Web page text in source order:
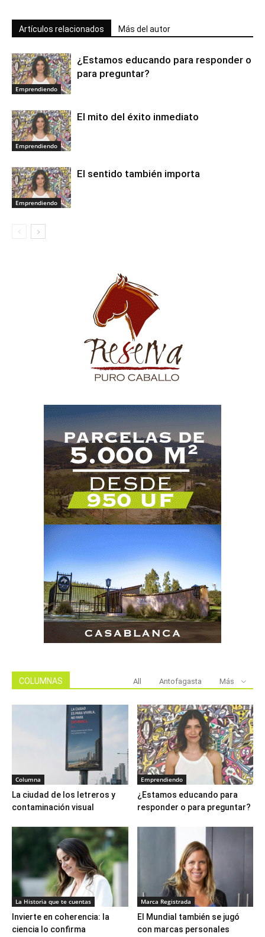
Artículos relacionados Más del autor
Emprendiendo
¿Estamos educando para responder o
para preguntar?
Emprendiendo
El mito del éxito inmediato
Emprendiendo
El sentido también importa
COLUMNAS All Antofagasta Más
Columna
La ciudad de los letreros y
contaminación visual
Emprendiendo
¿Estamos educando para
responder o para preguntar?
La Historia que te cuentas
Invierte en coherencia: la
ciencia lo confirma
Marca Registrada
El Mundial también se jugó
con marcas personales